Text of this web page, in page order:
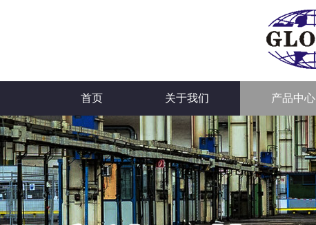
首页 关于我们 产品中心